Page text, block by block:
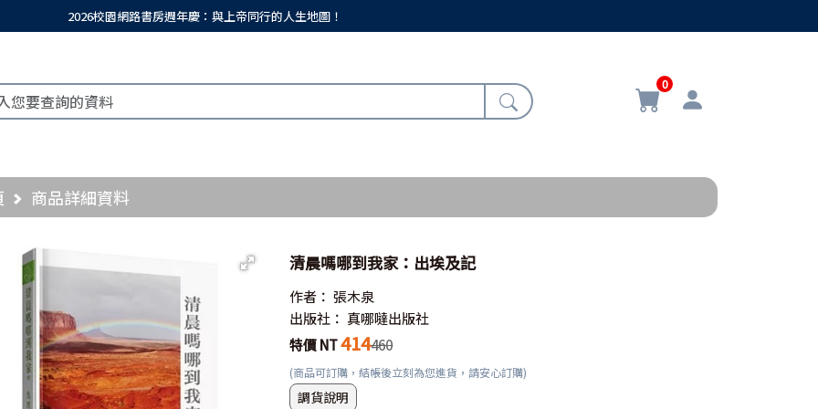
2026校園網路書房週年慶：與上帝同行的人生地圖！
0
商品詳細資料
清晨嗎哪到我家：出埃及記
作者： 張木泉
出版社： 真哪噠出版社
特價 NT414460
(商品可訂購，結帳後立刻為您進貨，請安心訂購)
調貨說明